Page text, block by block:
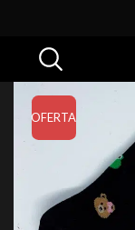
OFERTA